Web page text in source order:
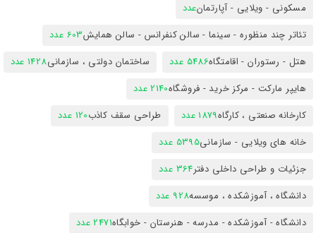
مسکونی - ویلایی - آپارتمانعدد
تئاتر چند منظوره - سینما - سالن کنفرانس - سالن همایش603 عدد
هتل - رستوران - اقامتگاه5486 عدد ساختمان دولتی ، سازمانی1428 عدد
هایپر مارکت - مرکز خرید - فروشگاه2140 عدد
کارخانه صنعتی ، کارگاه1879 عدد طراحی سقف کاذب120 عدد
خانه های ویلایی - سازمانی5395 عدد
جزئیات و طراحی داخلی دفتر364 عدد
دانشگاه ، آموزشکده ، موسسه928 عدد
دانشگاه - آموزشکده - مدرسه - هنرستان - خوابگاه2471 عدد